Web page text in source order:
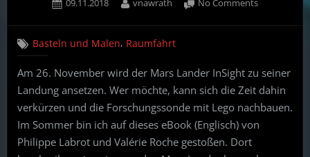
Frage
#WinterRaetselDerAstronomie
Das
Tellurium”
09.11.2018 vnawrath No Comments
Mars
landen
–
Basteln und Malen, Raumfahrt
Am 26. November wird der Mars Lander InSight zu seiner
Landung ansetzen. Wer möchte, kann sich die Zeit dahin
verkürzen und die Forschungssonde mit Lego nachbauen.
Im Sommer bin ich auf dieses eBook (Englisch) von
Philippe Labrot und Valérie Roche gestoßen. Dort